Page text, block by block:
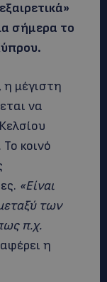
σήμερα το
μέγιστη
να
κοινό
«Είναι
των
π.χ.
η